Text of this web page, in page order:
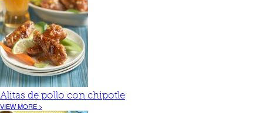
Alitas de pollo con chipotle
VIEW MORE >